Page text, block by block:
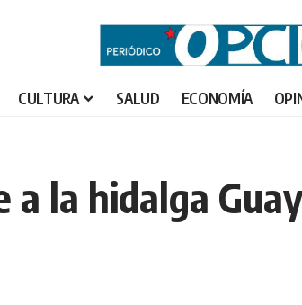
CULTURA SALUD ECONOMÍA
la hidalga